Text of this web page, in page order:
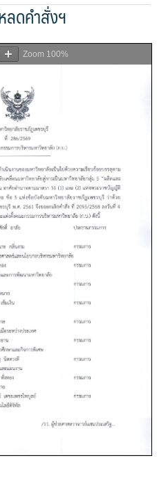
ลดคำสั่งฯ
Zoom 100%